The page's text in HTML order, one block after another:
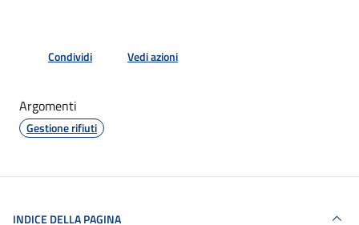
Condividi Vedi azioni
Argomenti
Gestione rifiuti
INDICE DELLA PAGINA